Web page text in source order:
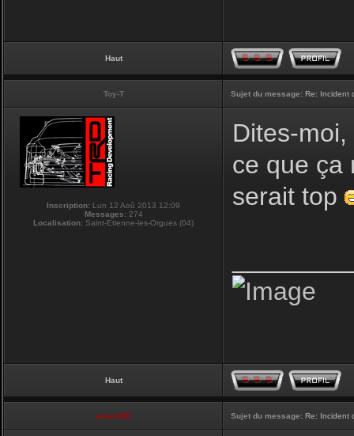
Haut
Toy-T Sujet du message: Re: Incident
Inscription: Lun 12 Aoû 2013 12:09
Messages:274
Localisation: Saint-Etienne-les-Orgues (04)
Dites-
ce que ça
serait top
Haut
vmax330 Sujet du message: Re: Incident